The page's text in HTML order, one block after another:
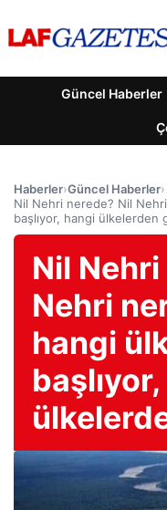
Güncel Haberler
Haberler›Güncel Haberler›
Nil Nehri nerede? Nil
başlıyor, hangi ülkelerden
Nil
Nehri
hangi